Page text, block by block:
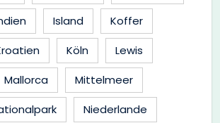
Island
Koffer
Köln
Lewis
Mallorca
Mittelmeer
Niederlande